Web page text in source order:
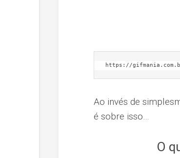
https://
Ao invés de
é sobre isso…
O